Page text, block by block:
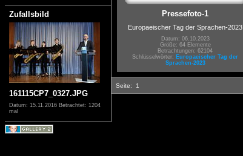
Zufallsbild
161115CP7_0327.JPG
Datum: 15.11.2016 Betrachtet: 1204
mal
Pressefoto-1
Europaeischer Tag der Sprachen-2023
Datum: 06.10.2023
Größe: 64 Elemente
Betrachtungen: 62104
Schlüsselwörter: Europaeischer Tag der
Sprachen-2023
Seite: 1